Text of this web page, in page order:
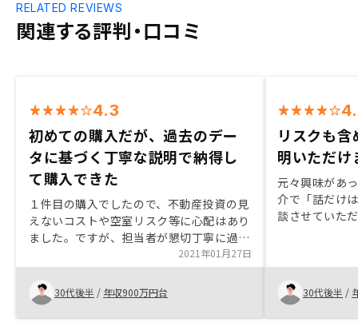
関連する評判・口コミ
RELATED REVIEWS
4.3
初めての購入だが、過去のデー
タに基づく丁寧な説明で納得し
て購入できた
１件目の購入でしたので、不動産投資の見
えないコストや空室リスク等に心配はあり
ました。ですが、担当者が懇切丁寧に過去
のデータに基づいて不安の払拭に努めてく
れたので、納得して物件の購入ができたと
思います。物件の購入までをサポートする
のではなくて、購入後の管理まで手厚くケ
アしてる点を重視して物件の購入に至りま
2021年01月27日
30代後半 / 年収900万円台
リスクも
明いただけ
元々興味があ
介で「話だけ
談させていた
話を伺ったと
拭できたため
面談の回数を
のも自分の考
30代後半 /